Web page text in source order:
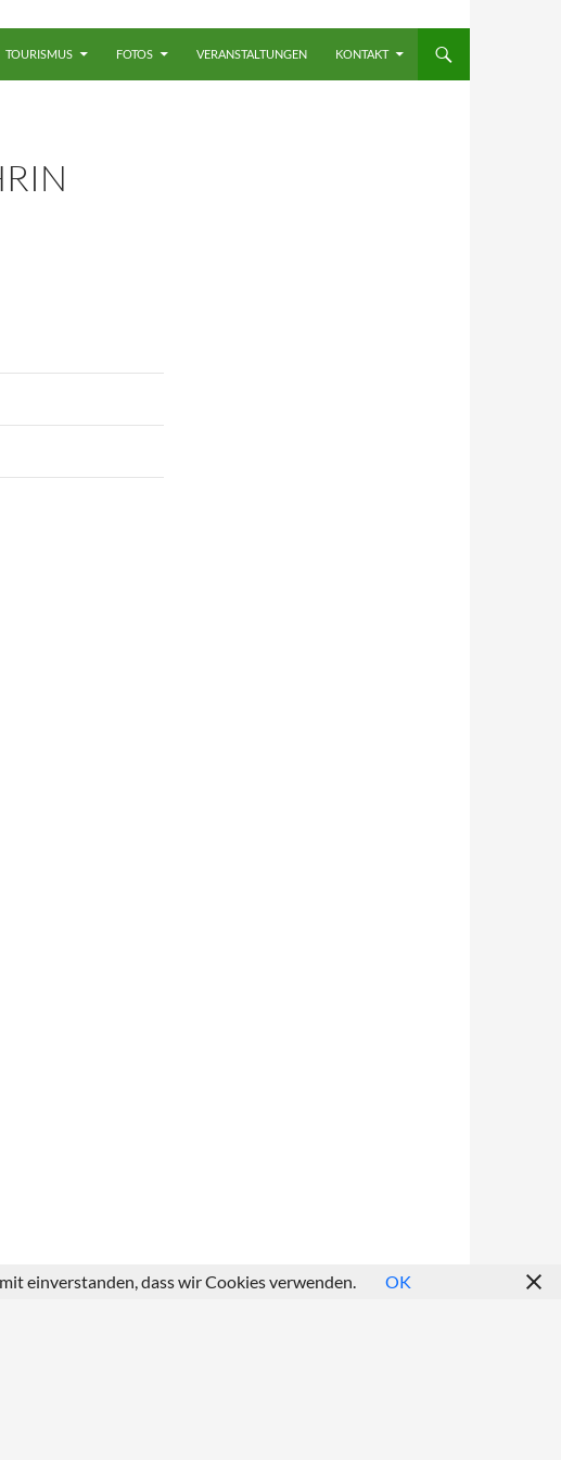
TOURISMUS FOTOS VERANSTALTUNGEN KONTAKT
einverstanden, dass wir Cookies verwenden. OK